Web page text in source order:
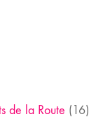
de la Route (16)